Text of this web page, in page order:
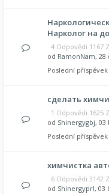
Нарколог на
4 Odpovědi 1167
od RamonNam, 28
Poslední příspěvek
сделать
1 Odpovědi 1625
od Shinergygbj, 03
Poslední příspěvek
химчистка
6 Odpovědi 3142
od Shinergyprl, 03